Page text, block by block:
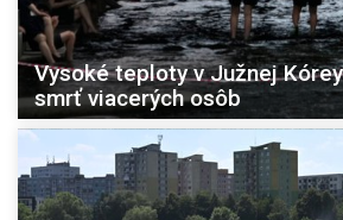
Vysoké teploty v Južnej
smrť viacerých osôb